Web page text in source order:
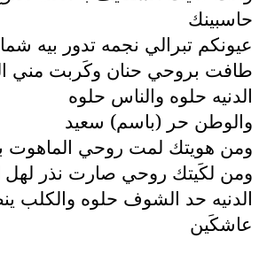
حاسبينك
عيونكم تبرالي نجمه تدور بيه
طافت بروحي حنان وكَربت مني
الدنيه حلوه والناس حلوه
والوطن حر (باسم) سعيد
ومن هويتك لمت روحي الماهوت
ومن لكَيتك روحي صارت نذر لهل
الدنيه حد الشوف حلوه والكلب
عاشكَين